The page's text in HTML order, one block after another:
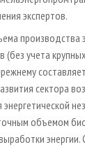
экспертов.
производства
учета
сектора
объемом
энергии.